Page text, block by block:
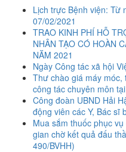
Lịch trực Bệnh viện: Từ
07/02/2021
TRAO KINH PHÍ HỖ
NHÂN TẠO CÓ HOÀN
NĂM 2021
Ngày Công tác xã hội
Thư chào giá máy móc,
công tác chuyên môn
Công đoàn UBND Hải
động viên các Y, Bác sĩ
Mua sắm thuốc phục
gian chờ kết quả đấu
490/BVHH)